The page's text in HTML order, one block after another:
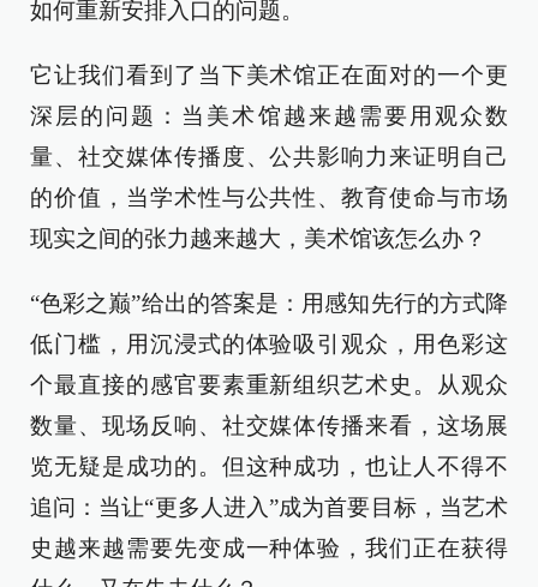
如何重新安排入口的问题。
它让我们看到了当下美术馆正在面对的一个更
深层的问题：当美术馆越来越需要用观众数
量、社交媒体传播度、公共影响力来证明自己
的价值，当学术性与公共性、教育使命与市场
现实之间的张力越来越大，美术馆该怎么办？
“色彩之巅”给出的答案是：用感知先行的方式降
低门槛，用沉浸式的体验吸引观众，用色彩这
个最直接的感官要素重新组织艺术史。从观众
数量、现场反响、社交媒体传播来看，这场展
览无疑是成功的。但这种成功，也让人不得不
追问：当让“更多人进入”成为首要目标，当艺术
史越来越需要先变成一种体验，我们正在获得